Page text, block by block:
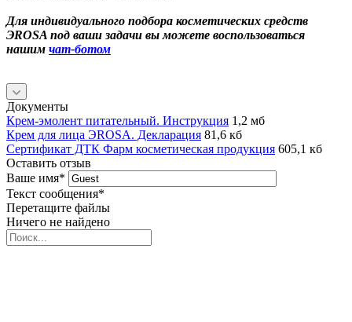
Для индивидуального подбора косметических средств
ЭROSA под ваши задачи вы можете воспользоваться
нашим чат-ботом
Документы
Крем-эмолент питательный. Инструкция 1,2 мб
Крем для лица ЭROSA. Декларация 81,6 кб
Сертификат ДТК Фарм косметическая продукция 605,1 кб
Оставить отзыв
Ваше имя*
Текст сообщения*
Перетащите файлы
Ничего не найдено